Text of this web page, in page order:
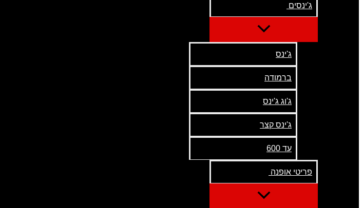
ג'ינסים
ג'ינס
ברמודה
ג'וג ג'ינס
ג'ינס קצר
עד 600
פריטי אופנה